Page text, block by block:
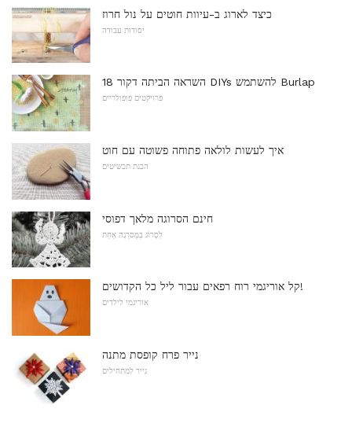
כיצד לארוג ב-עיוות חוטים על נול חרוז
יסודות עבודה
18 השראה הביתה דקור DIYs להשתמש Burlap
פרויקטים פופולריים
איך לעשות לולאה פתוחה פשוטה עם חוט
הכנת תכשיטים
חינם הסרוגה מלאך דפוסי
לִסְרוֹג בְּמַסרֵגָה אַחַת
קל אוריגמי רוח רפאים עבור ליל כל הקדושים!
אוריגמי לילדים
נייר פרח קופסת מתנה
נייר למתחילים